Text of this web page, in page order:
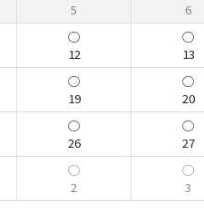
5 6
12 13
19 20
26 27
2 3